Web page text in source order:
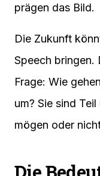
prägen das Bild.
Die Zukunft
Speech bringen.
Frage: Wie
um? Sie sind
mögen oder